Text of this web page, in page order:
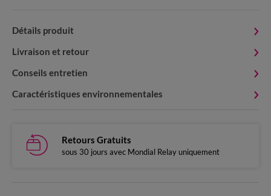
Détails produit
Livraison et retour
Conseils entretien
Caractéristiques environnementales
Retours Gratuits
sous 30 jours avec Mondial Relay uniquement